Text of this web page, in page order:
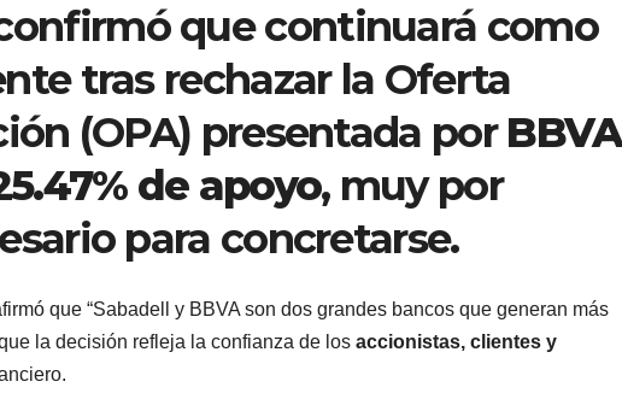
que continuará como
tras rechazar la Oferta
(OPA) presentada porBBVA
de apoyo, muy por
para concretarse.
que “Sabadell y BBVA son dos grandes bancos que generan más
la decisión refleja la confianza de los accionistas, clientes y